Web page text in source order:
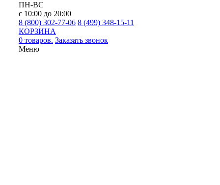
ПН-ВС
с 10:00 до 20:00
8 (800) 302-77-06 8 (499) 348-15-11
КОРЗИНА
0 товаров. Заказать звонок
Меню